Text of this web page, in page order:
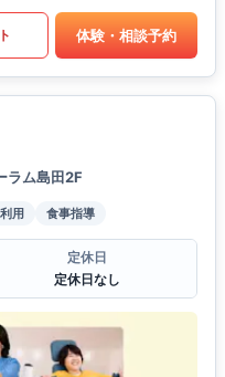
体験・相談予約
ラム島田2F
用 食事指導
定休日
定休日なし